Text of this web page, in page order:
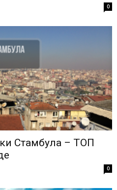
0
Стамбула – ТОП
0